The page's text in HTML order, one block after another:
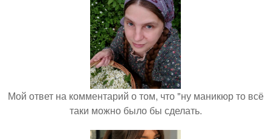
Мой ответ на комментарий о том, что "ну маникюр то всё
таки можно было бы сделать.